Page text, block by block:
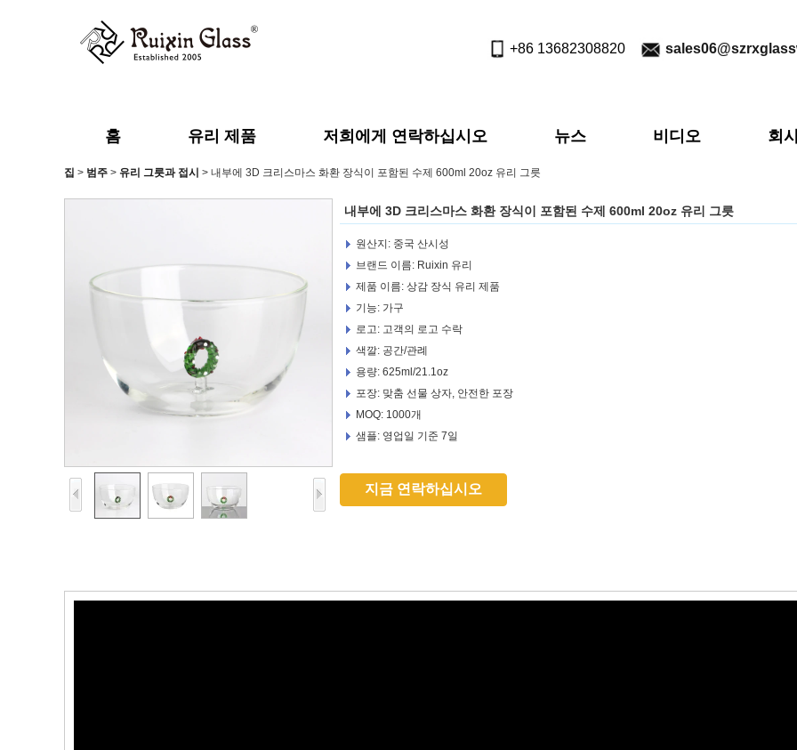
+86 13682308820
홈 유리 제품 저희에게 연락하십시오 뉴스 비디오 회
집 > 범주 > 유리 그릇과 접시 > 내부에 3D 크리스마스 화환 장식이 포함된 수제 600ml 20oz 유리 그릇
내부에 3D 크리스마스 화환 장식이 포함된 수제 600ml 20oz 유리 그릇
원산지: 중국 산시성
브랜드 이름: Ruixin 유리
제품 이름: 상감 장식 유리 제품
기능: 가구
로고: 고객의 로고 수락
색깔: 공간/관례
용량: 625ml/21.1oz
포장: 맞춤 선물 상자, 안전한 포장
MOQ: 1000개
샘플: 영업일 기준 7일
지금 연락하십시오